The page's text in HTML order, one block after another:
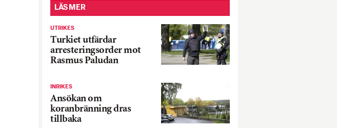
LÄS MER
UTRIKES
Turkiet utfärdar
arresteringsorder mot
Rasmus Paludan
INRIKES
Ansökan om
koranbränning dras
tillbaka